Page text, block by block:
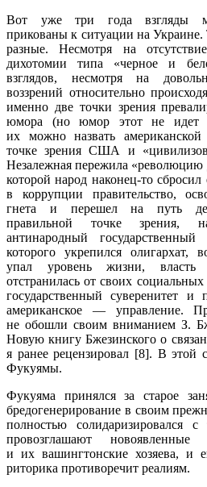
Вот уже три года взгляды
прикованы к ситуации на Украине.
разные. Несмотря на
дихотомии типа «черное и
взглядов, несмотря на
воззрений относительно
именно две точки зрения
юмора (но юмор этот не идет
их можно назвать
точке зрения США и
Незалежная пережила «революцию
которой народ наконец-то сбросил
в коррупции правительство,
гнета и перешел на путь
правильной точке зрения,
антинародный государственный
которого укрепился олигархат,
упал уровень жизни, власть
отстранилась от своих
государственный суверенитет
американское — управление.
не обошли своим вниманием З.
Новую книгу Бжезинского о
я ранее рецензировал [8]. В этой
Фукуямы.
Фукуяма принялся за старое
бредогенерирование в своим
полностью солидаризировался
провозглашают новоявленные
и их вашингтонские хозяева, и
риторика противоречит реалиям.